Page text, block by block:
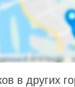
в других